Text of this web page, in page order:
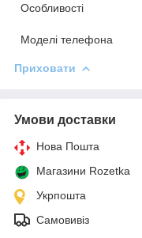
Особливості
Моделі телефона
Приховати
Умови доставки
Нова Пошта
Магазини Rozetka
Укрпошта
Самовивіз